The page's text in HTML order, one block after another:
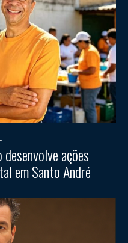
ações
em Santo André